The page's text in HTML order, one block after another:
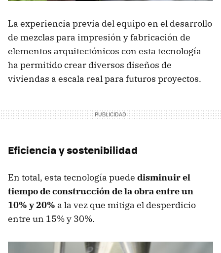
La experiencia previa del equipo en el desarrollo
de mezclas para impresión y fabricación de
elementos arquitectónicos con esta tecnología
ha permitido crear diversos diseños de
viviendas a escala real para futuros proyectos.
Eficiencia y sostenibilidad
En total, esta tecnología puede disminuir el
tiempo de construcción de la obra entre un
10% y 20% a la vez que mitiga el desperdicio
entre un 15% y 30%.